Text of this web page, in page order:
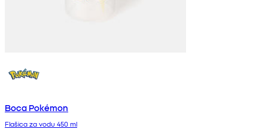
Boca Pokémon
Flašica za vodu 450 ml